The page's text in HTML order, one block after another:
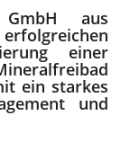
aus
einer
ein starkes
und